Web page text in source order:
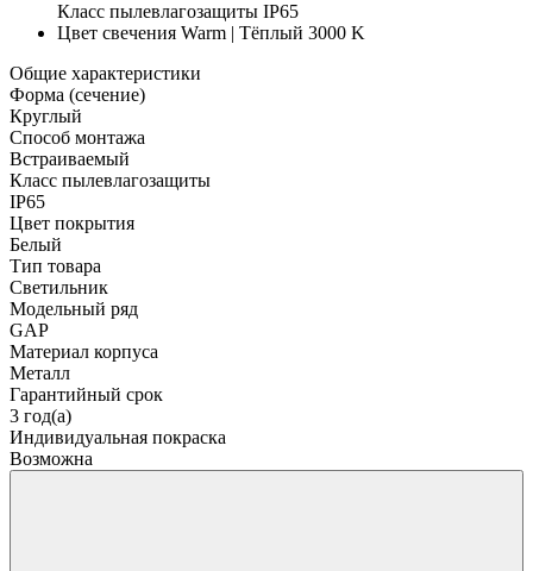
Класс пылевлагозащиты IP65
Цвет свечения Warm | Тёплый 3000 K
Общие характеристики
Форма (сечение)
Круглый
Способ монтажа
Встраиваемый
Класс пылевлагозащиты
IP65
Цвет покрытия
Белый
Тип товара
Светильник
Модельный ряд
GAP
Материал корпуса
Металл
Гарантийный срок
3 год(а)
Индивидуальная покраска
Возможна